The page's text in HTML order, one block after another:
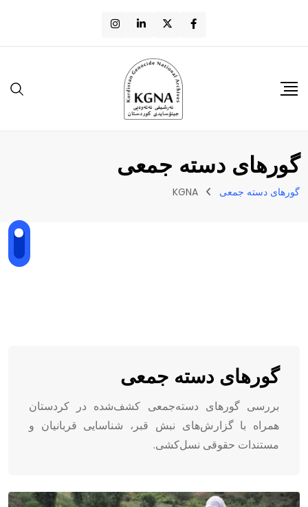
گورهای دستە جمعی
گورهای دستە جمعی KGNA
گورهای دستە جمعی
بررسی گورهای دسته‌جمعی کشف‌شده در کردستان
همراه با گزارش‌های نبش قبر، شناسایی قربانیان و
مستندات حقوقی نسل‌کشی.